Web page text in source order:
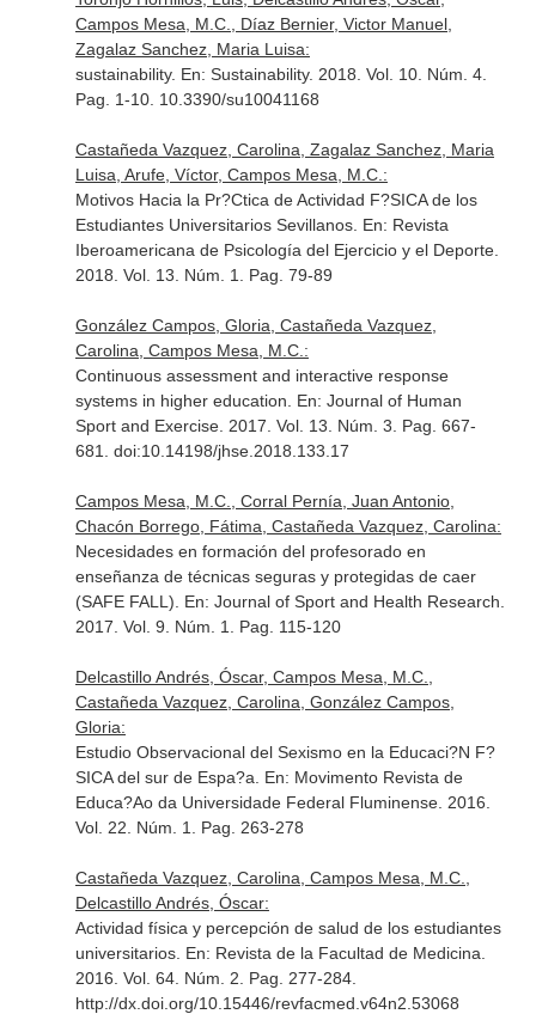
Campos Mesa, M.C., Díaz Bernier, Victor Manuel,
Zagalaz Sanchez, Maria Luisa:
sustainability. En: Sustainability. 2018. Vol. 10. Núm. 4.
Pag. 1-10. 10.3390/su10041168
Castañeda Vazquez, Carolina, Zagalaz Sanchez, Maria
Luisa, Arufe, Víctor, Campos Mesa, M.C.:
Motivos Hacia la Pr?Ctica de Actividad F?SICA de los
Estudiantes Universitarios Sevillanos. En: Revista
Iberoamericana de Psicología del Ejercicio y el Deporte.
2018. Vol. 13. Núm. 1. Pag. 79-89
González Campos, Gloria, Castañeda Vazquez,
Carolina, Campos Mesa, M.C.:
Continuous assessment and interactive response
systems in higher education. En: Journal of Human
Sport and Exercise. 2017. Vol. 13. Núm. 3. Pag. 667-
681. doi:10.14198/jhse.2018.133.17
Campos Mesa, M.C., Corral Pernía, Juan Antonio,
Chacón Borrego, Fátima, Castañeda Vazquez, Carolina:
Necesidades en formación del profesorado en
enseñanza de técnicas seguras y protegidas de caer
(SAFE FALL). En: Journal of Sport and Health Research
2017. Vol. 9. Núm. 1. Pag. 115-120
Delcastillo Andrés, Óscar, Campos Mesa, M.C.,
Castañeda Vazquez, Carolina, González Campos,
Gloria:
Estudio Observacional del Sexismo en la Educaci?N F?
SICA del sur de Espa?a. En: Movimento Revista de
Educa?Ao da Universidade Federal Fluminense. 2016.
Vol. 22. Núm. 1. Pag. 263-278
Castañeda Vazquez, Carolina, Campos Mesa, M.C.,
Delcastillo Andrés, Óscar:
Actividad física y percepción de salud de los estudiantes
universitarios. En: Revista de la Facultad de Medicina
2016. Vol. 64. Núm. 2. Pag. 277-284.
http://dx.doi.org/10.15446/revfacmed.v64n2.53068